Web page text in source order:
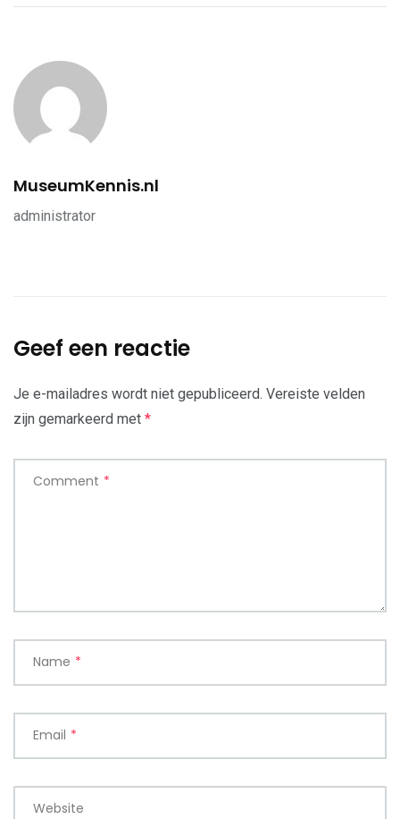
MuseumKennis.nl
administrator
Geef een reactie
Je e-mailadres wordt niet gepubliceerd. Vereiste velden
zijn gemarkeerd met *
Comment *
Name *
Email *
Website